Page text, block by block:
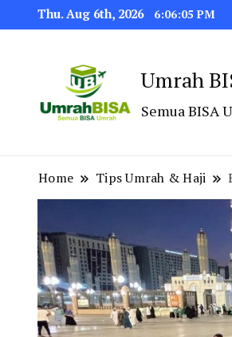
Thu. Aug 6th, 2026 6:06:07 PM
Umrah
Semua BISA
Home Tips Umrah & Haji